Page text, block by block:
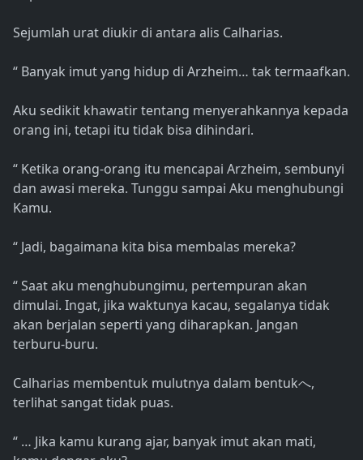
Sejumlah urat diukir di antara alis Calharias.
“ Banyak imut yang hidup di Arzheim… tak termaafkan.
Aku sedikit khawatir tentang menyerahkannya kepada
orang ini, tetapi itu tidak bisa dihindari.
“ Ketika orang-orang itu mencapai Arzheim, sembunyi
dan awasi mereka. Tunggu sampai Aku menghubungi
Kamu.
“ Jadi, bagaimana kita bisa membalas mereka?
“ Saat aku menghubungimu, pertempuran akan
dimulai. Ingat, jika waktunya kacau, segalanya tidak
akan berjalan seperti yang diharapkan. Jangan
terburu-buru.
Calharias membentuk mulutnya dalam bentukへ,
terlihat sangat tidak puas.
“ … Jika kamu kurang ajar, banyak imut akan mati,